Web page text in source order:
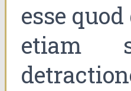
esse
etiam